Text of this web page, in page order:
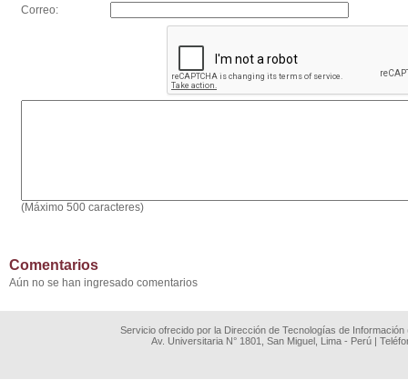
Correo:
(Máximo 500 caracteres)
Comentarios
Aún no se han ingresado comentarios
Servicio ofrecido por la Dirección de Tecnologías de
Av. Universitaria N° 1801, San Miguel, Lima - Perú |